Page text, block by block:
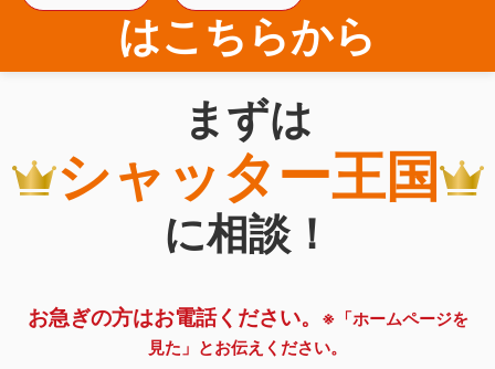
はこちらから
まずは
シャッター王国
に相談！
お急ぎの方はお電話ください。
※「ホームページを
見た」とお伝えください。